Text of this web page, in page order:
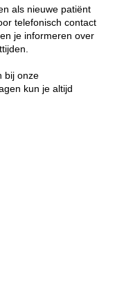
als nieuwe patiënt
telefonisch contact
je informeren over
bij onze
kun je altijd